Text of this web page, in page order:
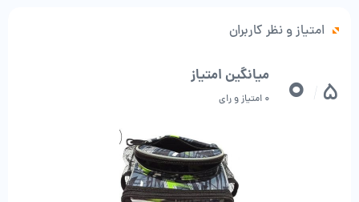
زیپ مخصوص موبایل
به همراه کاور مخصوص باران(Rain cover)
محصول: ویتنام
امتیاز و نظر کاربران
5
0 میانگین امتیاز
0 امتیاز و رای